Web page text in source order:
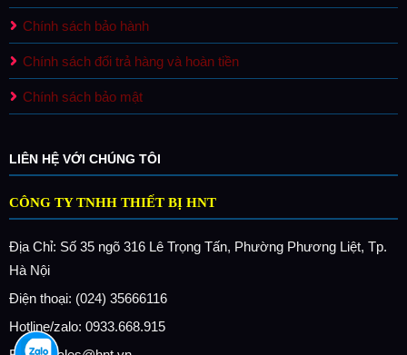
Chính sách bảo hành
Chính sách đổi trả hàng và hoàn tiền
Chính sách bảo mật
LIÊN HỆ VỚI CHÚNG TÔI
CÔNG TY TNHH THIẾT BỊ HNT
Địa Chỉ: Số 35 ngõ 316 Lê Trọng Tấn, Phường Phương Liệt, Tp.
Hà Nội
Điện thoại: (024) 35666116
Hotline/zalo: 0933.668.915